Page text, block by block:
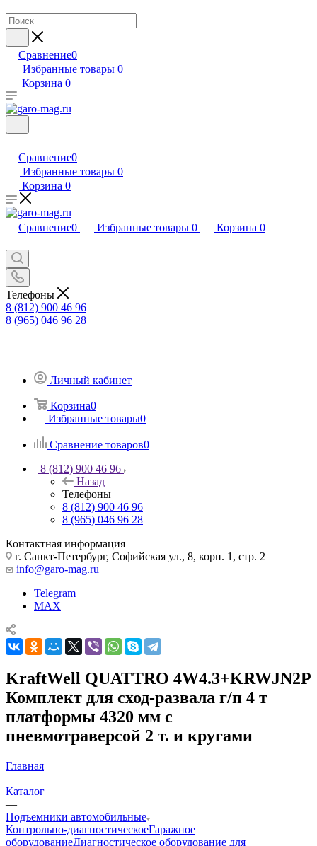
Сравнение0
Избранные товары 0
Корзина 0
Сравнение0
Избранные товары 0
Корзина 0
Сравнение0 Избранные товары 0 Корзина 0
Телефоны
8 (812) 900 46 96
8 (965) 046 96 28
Личный кабинет
Корзина0
Избранные товары0
Сравнение товаров0
8 (812) 900 46 96
Назад
Телефоны
8 (812) 900 46 96
8 (965) 046 96 28
Контактная информация
г. Санкт-Петербург, Софийская ул., 8, корп. 1, стр. 2
info@garo-mag.ru
Telegram
MAX
KraftWell QUATTRO 4W4.3+KRWJN2P
Комплект для сход-развала г/п 4 т
платформы 4320 мм с
пневмотраверсой 2 т. и кругами
Главная
—
Каталог
—
Подъемники автомобильные
Контрольно-диагностическоеГаражное
оборудованиеДиагностическое оборудование для